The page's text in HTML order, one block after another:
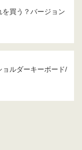
買う？バージョン
ョルダーキーボード/